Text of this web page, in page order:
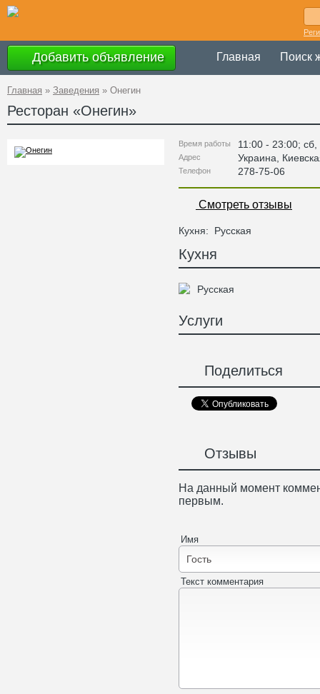
Добавить объявление Главная Поиск
Главная » Заведения » Онегин
Ресторан «Онегин»
Время работы 11:00 - 23:00;
Адрес Украина
Телефон 278-75-06
Смотреть отзывы
Кухня: Русская
Кухня
Русская
Услуги
Поделиться
Отзывы
На данный момент
первым.
Имя
Текст комментария